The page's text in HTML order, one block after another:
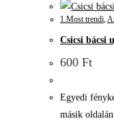
1.Most trendi,
Csicsi bácsi
600 Ft
Egyedi
másik